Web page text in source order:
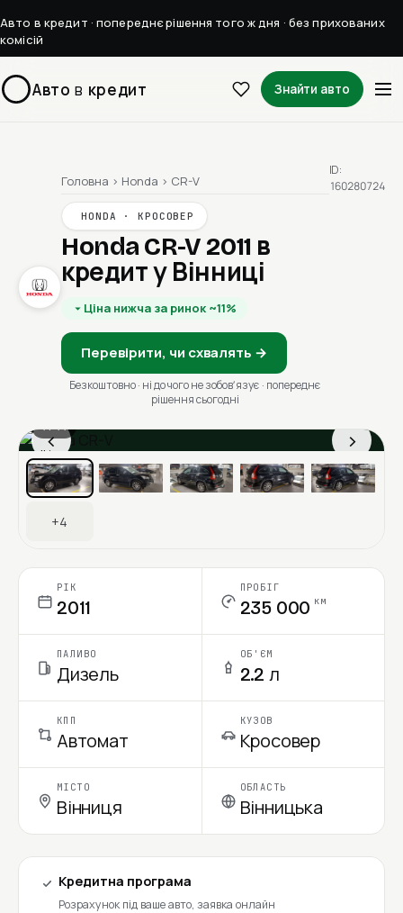
Авто в кредит · попереднє рішення того ж дня · без прихованих
комісій
Авто в кредит Знайти авто
Головна › Honda › CR-V
HONDA · КРОСОВЕР
Honda CR-V 2011 в
кредит у Вінниці
Ціна нижча за ринок ~11%
Перевірити, чи схвалять →
Безкоштовно · ні до чого не зобовʼязує · попереднє
рішення сьогодні
ID:
160280724
‹ ›
1 / 11
Ціна в місяць
+4
РІК
2011
ПРОБІГ
235 000 км
ПАЛИВО
Дизель
ОБ'ЄМ
2.2 л
КПП
Автомат
КУЗОВ
Кросовер
МІСТО
Вінниця
ОБЛАСТЬ
Вінницька
Кредитна програма
Розрахунок під ваше авто, заявка онлайн